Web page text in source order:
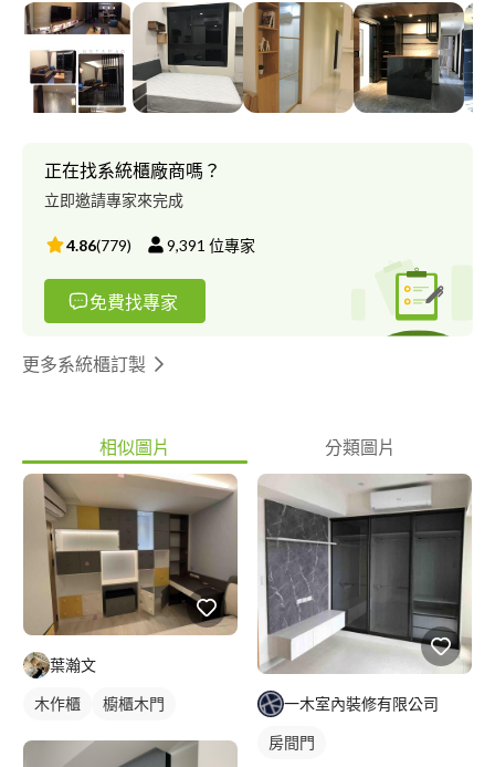
正在找系統櫃廠商嗎？
立即邀請專家來完成
4.86(779) 9,391 位專家
免費找專家
更多系統櫃訂製
相似圖片 分類圖片
葉瀚文
木作櫃 櫥櫃木門 一木室內裝修有限公司
房間門